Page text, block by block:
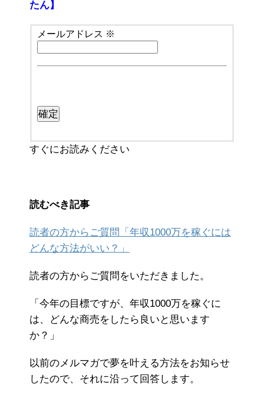
たん】
メールアドレス ※
すぐにお読みください
読むべき記事
読者の方からご質問「年収1000万を稼ぐには
どんな方法がいい？」
読者の方からご質問をいただきました。
「今年の目標ですが、年収1000万を稼ぐに
は、どんな商売をしたら良いと思います
か？」
以前のメルマガで夢を叶える方法をお知らせ
したので、それに沿って回答します。